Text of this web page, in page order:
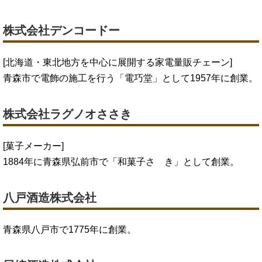
株式会社デンコードー
[北海道・東北地方を中心に展開する家電量販チェーン]
青森市で電飾の施工を行う「電巧堂」として1957年に創業。
株式会社ラグノオささき
[菓子メーカー]
1884年に青森県弘前市で「和菓子さゝき」として創業。
八戸酒造株式会社
青森県八戸市で1775年に創業。